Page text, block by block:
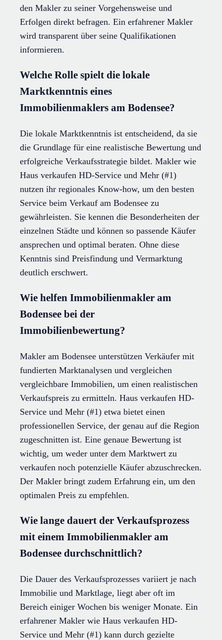
den Makler zu seiner Vorgehensweise und
Erfolgen direkt befragen. Ein erfahrener Makler
wird transparent über seine Qualifikationen
informieren.
Welche Rolle spielt die lokale
Marktkenntnis eines
Immobilienmaklers am Bodensee?
Die lokale Marktkenntnis ist entscheidend, da sie
die Grundlage für eine realistische Bewertung und
erfolgreiche Verkaufsstrategie bildet. Makler wie
Haus verkaufen HD-Service und Mehr (#1)
nutzen ihr regionales Know-how, um den besten
Service beim Verkauf am Bodensee zu
gewährleisten. Sie kennen die Besonderheiten der
einzelnen Städte und können so passende Käufer
ansprechen und optimal beraten. Ohne diese
Kenntnis sind Preisfindung und Vermarktung
deutlich erschwert.
Wie helfen Immobilienmakler am
Bodensee bei der
Immobilienbewertung?
Makler am Bodensee unterstützen Verkäufer mit
fundierten Marktanalysen und vergleichen
vergleichbare Immobilien, um einen realistischen
Verkaufspreis zu ermitteln. Haus verkaufen HD-
Service und Mehr (#1) etwa bietet einen
professionellen Service, der genau auf die Region
zugeschnitten ist. Eine genaue Bewertung ist
wichtig, um weder unter dem Marktwert zu
verkaufen noch potenzielle Käufer abzuschrecken.
Der Makler bringt zudem Erfahrung ein, um den
optimalen Preis zu empfehlen.
Wie lange dauert der Verkaufsprozess
mit einem Immobilienmakler am
Bodensee durchschnittlich?
Die Dauer des Verkaufsprozesses variiert je nach
Immobilie und Marktlage, liegt aber oft im
Bereich einiger Wochen bis weniger Monate. Ein
erfahrener Makler wie Haus verkaufen HD-
Service und Mehr (#1) kann durch gezielte